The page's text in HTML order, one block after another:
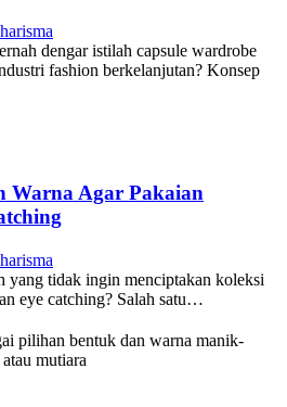
dengar istilah capsule wardrobe
fashion berkelanjutan? Konsep
Warna Agar Pakaian
yang tidak ingin menciptakan koleksi
eye catching? Salah satu…